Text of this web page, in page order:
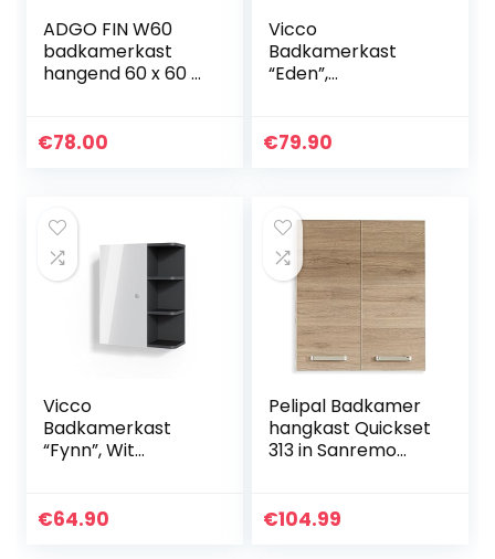
ADGO FIN W60
badkamerkast
hangend 60 x 60 x
wit, badkamerkast
opbergkast,
badkamerkast
€78.00
Vicco
Badkamerkast
“Eden”,
cm
€79.90
Vicco
Badkamerkast
“Fynn”, Wit
€64.90
Pelipal Badkamer
hangkast Quickset
313 in Sanremo
breed | badkamer
€104.99